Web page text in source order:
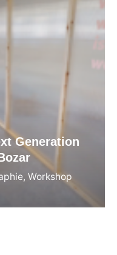
Generation
Workshop